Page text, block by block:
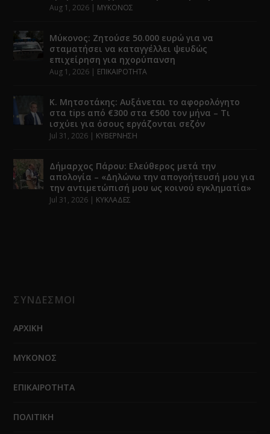
Aug 1, 2026 | ΜΥΚΟΝΟΣ
Μύκονος: Ζητούσε 50.000 ευρώ για να
σταματήσει να καταγγέλλει ψευδώς
επιχείρηση για ηχορύπανση
Aug 1, 2026 | ΕΠΙΚΑΙΡΟΤΗΤΑ
Κ. Μητσοτάκης: Αυξάνεται το αφορολόγητο
στα tips από €300 στα €500 τον μήνα – Τι
ισχύει για όσους εργάζονται σεζόν
Jul 31, 2026 | ΚΥΒΕΡΝΗΣΗ
Δήμαρχος Πάρου: Ελεύθερος μετά την
απολογία – «Δηλώνω την απογοήτευσή μου για
την αντιμετώπισή μου ως κοινού εγκληματία»
Jul 31, 2026 | ΚΥΚΛΑΔΕΣ
ΣΥΝΔΕΣΜΟΙ
ΑΡΧΙΚΗ
ΜΥΚΟΝΟΣ
ΕΠΙΚΑΙΡΟΤΗΤΑ
ΠΟΛΙΤΙΚΗ